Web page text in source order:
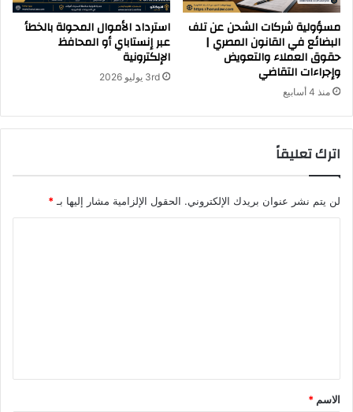
مسؤولية شركات الشحن عن تلف
البضائع في القانون المصري |
حقوق العملاء والتعويض
وإجراءات التقاضي
منذ 4 أسابيع
استرداد الأموال المحولة بالخطأ
عبر إنستاباي أو المحافظ
الإلكترونية
3rd يوليو 2026
اترك تعليقاً
لن يتم نشر عنوان بريدك الإلكتروني. الحقول الإلزامية مشار إليها بـ *
*
الاسم *